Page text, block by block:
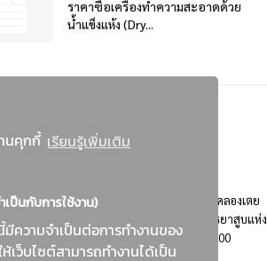
นคุกกี้ เรียนรู้เพิ่มเติม
ป็นกับการใช้งาน)
ความจำเป็นต่อการทำงานของ
ห้เว็บไซต์สามารถทำงานได้เป็น
ราคาซื้อเครื่องทำความสะอาดด้วย
น้ำแข็งแห้ง (Dry...
ที่อยู่ : 184 ถนนพระรามที่ 4 แขวงคลองเตย เขตคลองเตย
กรุงเทพมหานคร 10110 ติดต่อประชาสัมพันธ์ การยาสูบแห่ง
ประเทศไทย Call center โทร. 0-2229-1000